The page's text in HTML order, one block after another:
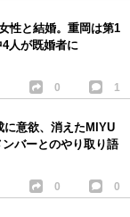
性と結婚。重岡は第1
人が既婚者に
0 1
に意欲、消えたMIYU
バーとのやり取り語
0 0